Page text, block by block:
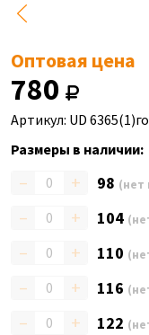
Оптовая цена
780
Артикул: UD
Размеры в наличии:
– + 98 (нет
– + 104
– + 110
– + 116
– + 122